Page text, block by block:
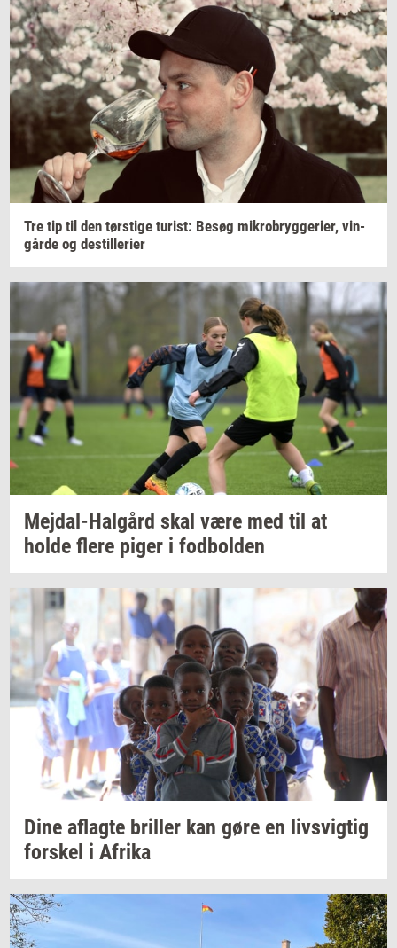
Tre tip til den tørsti­ge turist: Besøg mi­kro­bryg­ge­ri­er, vin­
går­de og destil­le­ri­er
Mejdal-​Halgård skal være med til at
holde flere piger i fod­bol­den
Dine af­lag­te bril­ler kan gøre en livsvig­tig
for­skel i Afri­ka